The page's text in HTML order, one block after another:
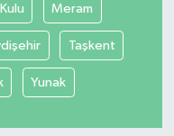
Kulu Meram
Taşkent
Yunak